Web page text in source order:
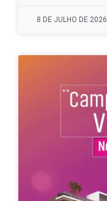
8 DE JULHO DE 2026